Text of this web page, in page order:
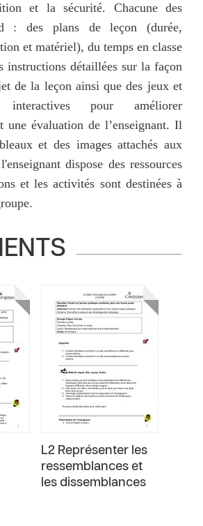
et la sécurité. Chacune des
: des plans de leçon (durée,
et matériel), du temps en classe
instructions détaillées sur la façon
de la leçon ainsi que des jeux et
pour améliorer
une évaluation de l’enseignant. Il
et des images attachés aux
dispose des ressources
et les activités sont destinées à
L2 Représenter les
ressemblances et
les dissemblances